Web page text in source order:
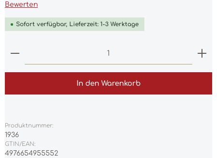
Durchschnittliche Bewertung von 0 von 5 Sternen
Bewerten
Sofort verfügbar, Lieferzeit: 1-3 Werktage
Produkt Anzahl: Gib den gewünschten Wert
In den Warenkorb
Produktnummer:
1936
GTIN/EAN:
4976654955552